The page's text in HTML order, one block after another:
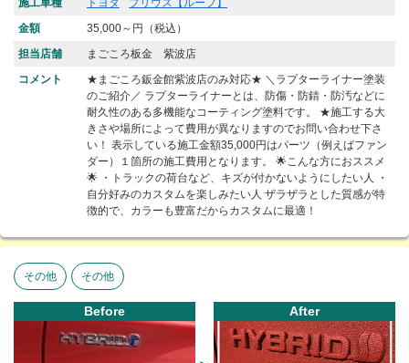
金額
35,000～円（税込）
担当店舗
まごころ板金 紫波店
コメント
★まごころ鈑金館紫波店のみ対応★ ＼ラプターライナー塗装
のご紹介／ ラプターライナーとは、防傷・防錆・防汚などに
耐久性のある多機能なコーティング塗料です。 ★施工する大
きさや場所によって費用が異なりますのでお問い合わせ下さ
い！ 表示している施工金額35,000円はパーツ（例えばファン
ダー）１箇所の施工費用となります。 🌟こんな方におススメ
🌟 ・トラックの荷台など、キズが付かないようにしたい人 ・
自分好みのカスタムを楽しみたい人 ザラザラとした質感が特
徴的で、カラーも豊富だからカスタムに最適！
その他 その他
Before After